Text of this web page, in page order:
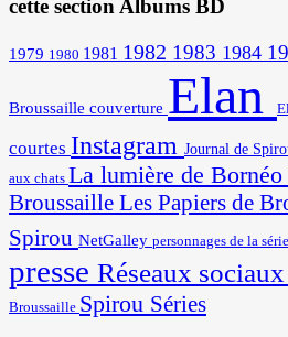
cette section Albums BD
1979 1980 1981 1982 1983 1984
Broussaille couverture Elan
courtes Instagram Journal de
aux chats La lumière de Bornéo
Broussaille Les Papiers de
Spirou NetGalley personnages de la
presse Réseaux sociaux
Broussaille Spirou Séries